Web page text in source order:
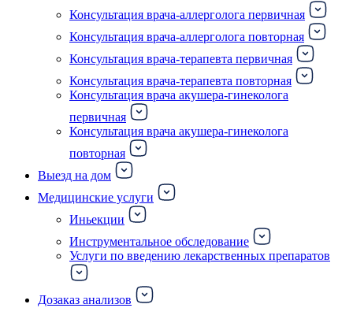
Консультация врача-аллерголога первичная
Консультация врача-аллерголога повторная
Консультация врача-терапевта первичная
Консультация врача-терапевта повторная
Консультация врача акушера-гинеколога
первичная
Консультация врача акушера-гинеколога
повторная
Выезд на дом
Медицинские услуги
Иньекции
Инструментальное обследование
Услуги по введению лекарственных препаратов
Дозаказ анализов